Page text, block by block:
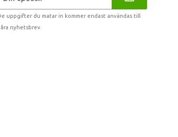
uppgifter du matar in kommer endast användas till
nyhetsbrev.